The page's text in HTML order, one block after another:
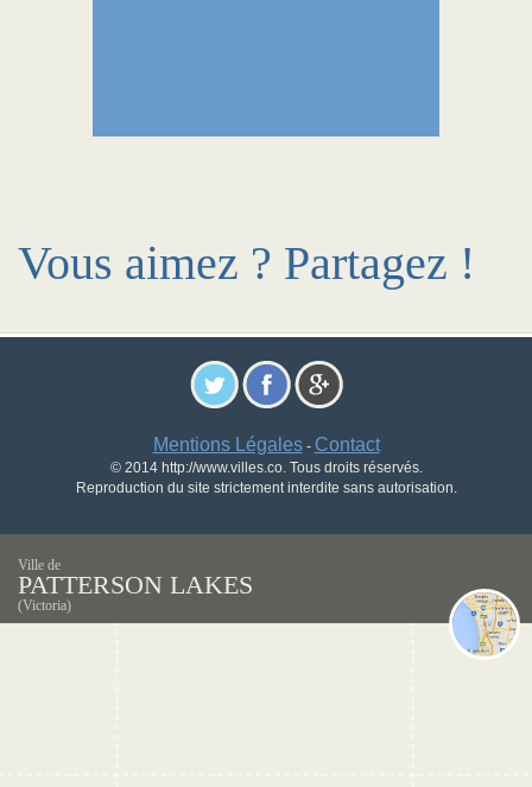
Vous aimez ? Partagez !
Mentions Légales- Contact
© 2014 http://www.villes.co. Tous droits réservés.
Reproduction du site strictement interdite sans autorisation.
Ville de
PATTERSON LAKES
(Victoria)